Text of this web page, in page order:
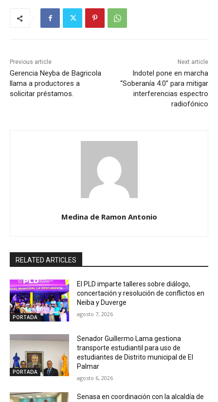
Previous article
Gerencia Neyba de Bagricola
llama a productores a
solicitar préstamos.
Next article
Indotel pone en marcha
“Soberanía 4.0” para mitigar
interferencias espectro
radiofónico
Medina de Ramon Antonio
RELATED ARTICLES
PORTADA
El PLD imparte talleres sobre diálogo,
concertación y resolución de conflictos en
Neiba y Duverge
agosto 7, 2026
PORTADA
Senador Guillermo Lama gestiona
transporte estudiantil para uso de
estudiantes de Distrito municipal de El
Palmar
agosto 6, 2026
Senasa en coordinación con la alcaldía de